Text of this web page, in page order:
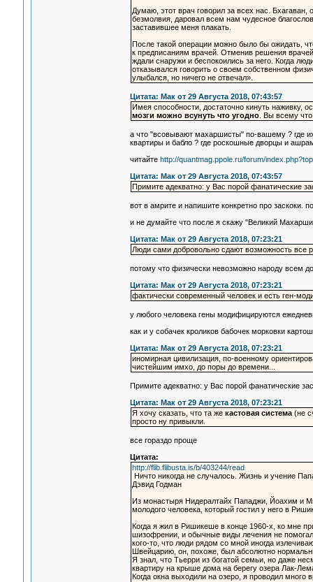
Думаю, этот врач говорил за всех нас.
безмолвия, даровал всем нам чудесное
заставившее меня плакать.
После такой операции можно было бы ожидать,
к предписаниям врачей. Отменив решения
ждали снаружи и беспокоились за него. Когда
отказывался говорить о своем собственном
улыбался, но ничего не отвечал».
Цитата: Мак от 29 Августа 2018, 07:43:57
Имея способности, достаточно кинуть наживку,
мозги можно всунуть что угодно. Вы всему что
а что "всовывают махаршисты" по-вашему ? где
квартиры и бабло ? где роскошные дворцы и
читайте http://quantmag.ppole.ru/forum/
Цитата: Мак от 29 Августа 2018, 07:43:57
Примите адекватно: у Вас порой фанатические
вот в амрите и напишите конкретно про заскоки.
и не думайте что после я скажу "Великий
Цитата: Мак от 29 Августа 2018, 07:23:21
Люди сами добровольно сдают возможность все
потому что физически невозможно народу всем
Цитата: Мак от 29 Августа 2018, 07:23:21
фактически современный человек и есть ген-
у любого человека гены модифицируются
как и у собачек кроликов бабочек морковки
Цитата: Мак от 29 Августа 2018, 07:23:21
иномирная цивилизация, по-военному
чистейшим имхо, до поры до времени...
Примите адекватно: у Вас порой фанатические
Цитата: Мак от 29 Августа 2018, 07:23:21
Я хочу сказать, что та же кастовая система(не
просто ну привыкли.
все гораздо проще
Цитата:
http://flib.flibusta.is/b/403244/read
Ничто никогда не случалось. Жизнь и учение
Дэвид Годман
Из монастыря Нидералтайх Пападжи, Йоахим и
молодого человека, который гостил у него в
Когда я жил в Ришикеше в конце 1960-х, ко мне
шизофрении, и обычные виды лечения не
кого-то, что люди рядом со мной иногда
Швейцарию, он, похоже, был абсолютно
Я знал, что Тьерри из богатой семьи, но даже
квартиру на крыше дома на берегу озера Лак-
Когда окна выходили на озеро, я проводил